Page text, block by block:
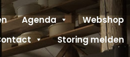
Agenda
Webshop
Storing melden